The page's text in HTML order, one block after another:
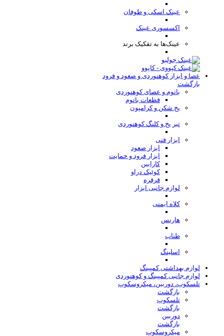
عینک اسکی و طوفان
اکسسوری عینک
عینک‌ها به تفکیک برند
عصا و ابزار کوهنوردی و صعود و فرود
بازگشت
باتوم و عصای کوهنوردی
قطعات باتوم
یخ شکن و کرامپون
تبر یخ و کلنگ کوهنوردی
ابزار فنی
ابزار صعود
ابزار فرود و حمایت
کارابین
کوئیک دراو
قرقره
لوازم جانبی ابزار
کلاه ایمنی
هارنس
طناب
اسلینگ
لوازم بهداشتی کمپینگ
لوازم جانبی کمپینگ و کوهنوردی
تلسکوپ، دوربین، میکروسکوپ
بازگشت
تلسکوپ
بازگشت
دوربین
بازگشت
میکروسکوپ